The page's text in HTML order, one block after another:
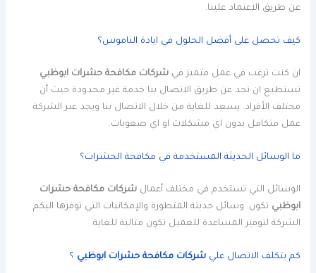
عن طريق الاعتماد علينا.
كيف تحصل على أفضل الحلول في ابادة الناموس؟
ان كنت ترغب في عمل متميز فيشركات مكافحة حشرات ابوظبي
تستطيع ان تجد عن طريق الاتصال بنا خدمة غير محدودة حيث أن
مختلف الأفراد. يسعد للغاية من خلال الاتصال بنا ويجد عبر الشركة
عمل متكامل بدون اي مشكلات او اي صعوبات.
ما الوسائل الحديثة المستخدمة في مكافحة الحشرات؟
الوسائل التي تستخدم في مختلف أعمالشركات مكافحة حشرات
ابوظبي تكون. وسائل حديثة المتطورة والإمكانيات التي توفرها اليكم
الشركة لتوفير المساعدة للعميل تكون مثالية للغاية.
كم يتكلف الاتصال عليشركات مكافحة حشرات ابوظبي ؟